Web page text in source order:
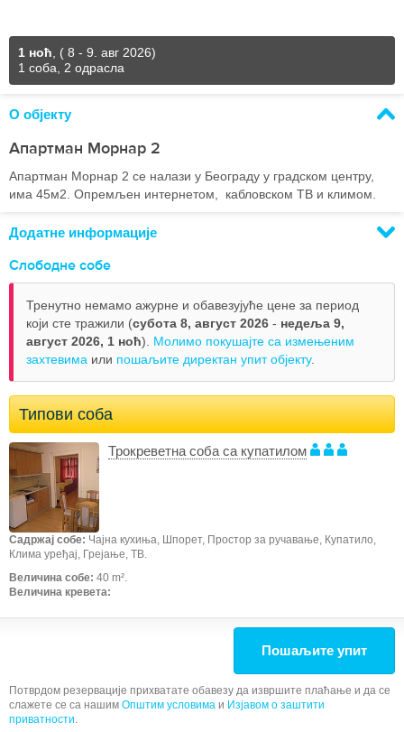
1 ноћ
( 8 - 9. авг 2026)
1 соба, 2 одрасла
О објекту
Апартман Морнар 2
Апартман Морнар 2 се налази у Београду у градском центру,
има 45м2. Опремљен интернетом, кабловском ТВ и климом.
Додатне информације
Слободне собе
Тренутно немамо ажурне и обавезујуће цене за период
који сте тражили (субота 8, август 2026 - недеља 9,
август 2026, 1 ноћ). Молимо покушајте са измењеним
захтевима или пошаљите директан упит објекту.
Типови соба
Трокреветна соба са купатилом
Садржај собе: Чајна кухиња, Шпорет, Простор за ручавање, Купатило,
Клима уређај, Грејање, ТВ.
Величина собе: 40 m².
Величина кревета:
Пошаљите упит
Потврдом резервације прихватате обавезу да извршите плаћање и да се
слажете се са нашим Општим условима и Изјавом о заштити
приватности.